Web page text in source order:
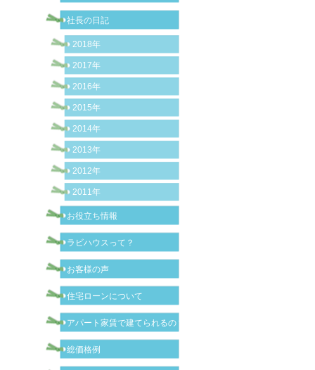
社長の日記
2018年
2017年
2016年
2015年
2014年
2013年
2012年
2011年
お役立ち情報
ラビハウスって？
お客様の声
住宅ローンについて
アパート家賃で建てられるの？
総価格例